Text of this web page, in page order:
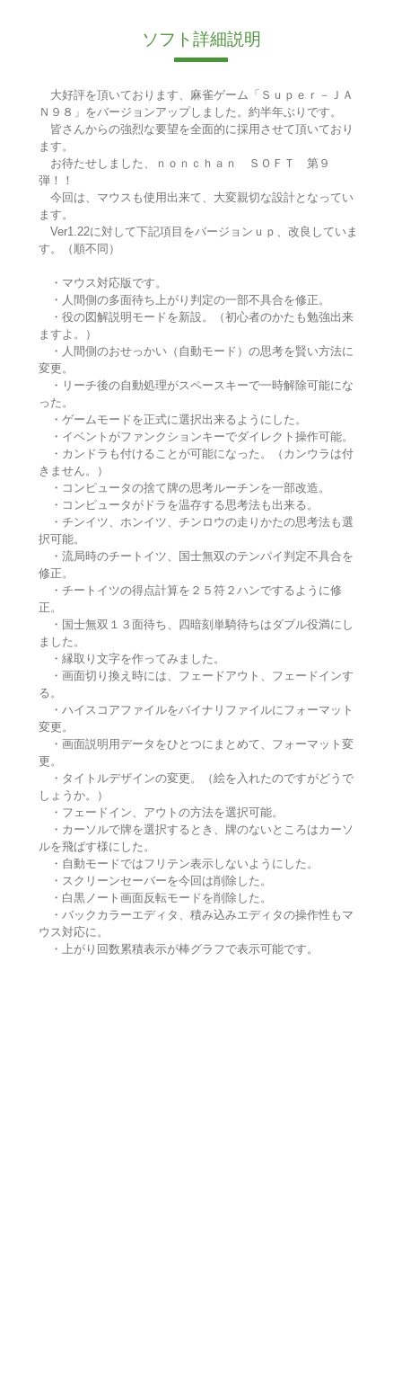
ソフト詳細説明
大好評を頂いております、麻雀ゲーム「Ｓｕｐｅｒ－ＪＡ
Ｎ９８」をバージョンアップしました。約半年ぶりです。
皆さんからの強烈な要望を全面的に採用させて頂いており
ます。
お待たせしました、ｎｏｎｃｈａｎ ＳＯＦＴ 第９
弾！！
今回は、マウスも使用出来て、大変親切な設計となってい
ます。
Ver1.22に対して下記項目をバージョンｕｐ、改良していま
す。（順不同）
・マウス対応版です。
・人間側の多面待ち上がり判定の一部不具合を修正。
・役の図解説明モードを新設。（初心者のかたも勉強出来
ますよ。）
・人間側のおせっかい（自動モード）の思考を賢い方法に
変更。
・リーチ後の自動処理がスペースキーで一時解除可能にな
った。
・ゲームモードを正式に選択出来るようにした。
・イベントがファンクションキーでダイレクト操作可能。
・カンドラも付けることが可能になった。（カンウラは付
きません。）
・コンピュータの捨て牌の思考ルーチンを一部改造。
・コンピュータがドラを温存する思考法も出来る。
・チンイツ、ホンイツ、チンロウの走りかたの思考法も選
択可能。
・流局時のチートイツ、国士無双のテンパイ判定不具合を
修正。
・チートイツの得点計算を２５符２ハンでするように修
正。
・国士無双１３面待ち、四暗刻単騎待ちはダブル役満にし
ました。
・縁取り文字を作ってみました。
・画面切り換え時には、フェードアウト、フェードインす
る。
・ハイスコアファイルをバイナリファイルにフォーマット
変更。
・画面説明用データをひとつにまとめて、フォーマット変
更。
・タイトルデザインの変更。（絵を入れたのですがどうで
しょうか。）
・フェードイン、アウトの方法を選択可能。
・カーソルで牌を選択するとき、牌のないところはカーソ
ルを飛ばす様にした。
・自動モードではフリテン表示しないようにした。
・スクリーンセーバーを今回は削除した。
・白黒ノート画面反転モードを削除した。
・バックカラーエディタ、積み込みエディタの操作性もマ
ウス対応に。
・上がり回数累積表示が棒グラフで表示可能です。